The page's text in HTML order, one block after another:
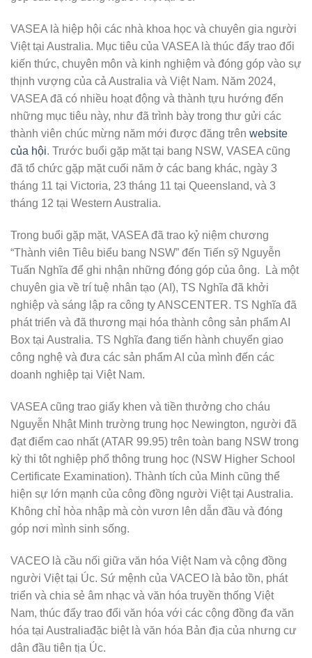
VASEA là hiệp hội các nhà khoa học và chuyên gia người
Việt tại Australia. Mục tiêu của VASEA là thúc đẩy trao đổi
kiến ​​thức, chuyên môn và kinh nghiệm và đóng góp vào sự
thịnh vượng của cả Australia và Việt Nam. Năm 2024,
VASEA đã có nhiều hoạt động và thành tựu hướng đến
những mục tiêu này, như đã trình bày trong thư gửi các
thành viên chúc mừng năm mới được đăng trên website
của hội. Trước buổi gặp mặt tại bang NSW, VASEA cũng
đã tổ chức gặp mặt cuối năm ở các bang khác, ngày 3
tháng 11 tại Victoria, 23 tháng 11 tại Queensland, và 3
tháng 12 tại Western Australia.
Trong buổi gặp mặt, VASEA đã trao kỷ niệm chương
“Thành viên Tiêu biểu bang NSW” đến Tiến sỹ Nguyễn
Tuấn Nghĩa để ghi nhận những đóng góp của ông. Là một
chuyên gia về trí tuệ nhân tạo (AI), TS Nghĩa đã khởi
nghiệp và sáng lập ra công ty ANSCENTER. TS Nghĩa đã
phát triển và đã thương mại hóa thành công sản phẩm AI
Box tại Australia. TS Nghĩa đang tiến hành chuyển giao
công nghệ và đưa các sản phẩm AI của mình đến các
doanh nghiệp tại Việt Nam.
VASEA cũng trao giấy khen và tiền thưởng cho cháu
Nguyễn Nhật Minh trường trung học Newington, người đã
đạt điểm cao nhất (ATAR 99.95) trên toàn bang NSW trong
kỳ thi tôt nghiệp phổ thông trung học (NSW Higher School
Certificate Examination). Thành tích của Minh cũng thể
hiện sự lớn mạnh của công đồng người Việt tại Australia.
Không chỉ hòa nhập mà còn vươn lên dẫn đầu và đóng
góp nơi mình sinh sống.
VACEO là cầu nối giữa văn hóa Việt Nam và cộng đồng
người Việt tại Úc. Sứ mệnh của VACEO là bảo tồn, phát
triển và chia sẻ âm nhạc và văn hóa truyền thống Việt
Nam, thúc đẩy trao đổi văn hóa với các cộng đồng đa văn
hóa tại Australiađặc biệt là văn hóa Bản địa của nhưng cư
dân đầu tiên tịa Úc.